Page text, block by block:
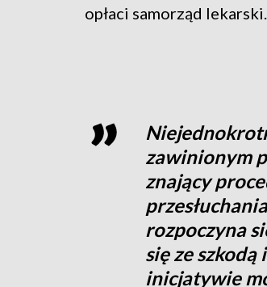
opłaci samorząd lekarski.
zawinionym
znający
rozpoczyna
się ze
inicjatywie